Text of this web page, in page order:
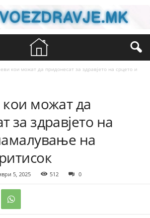
кои можат да придонесат за здравјето на срцето и
можат да
за здравјето на
на
5, 2025 512 0